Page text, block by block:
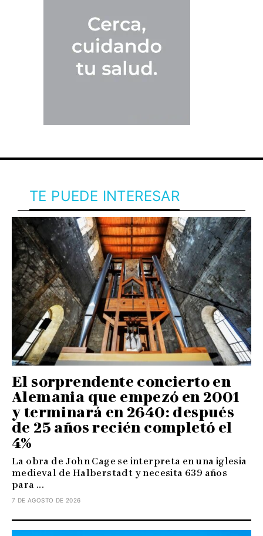
TE PUEDE INTERESAR
El sorprendente concierto en
Alemania que empezó en 2001
y terminará en 2640: después
de 25 años recién completó el
4%
La obra de John Cage se interpreta en una iglesia
medieval de Halberstadt y necesita 639 años
para ...
7 DE AGOSTO DE 2026